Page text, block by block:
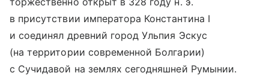
в присутствии императора Константина I
и соединял древний город Ульпия Эскус
(на территории современной Болгарии)
с Сучидавой на землях сегодняшней Румынии.